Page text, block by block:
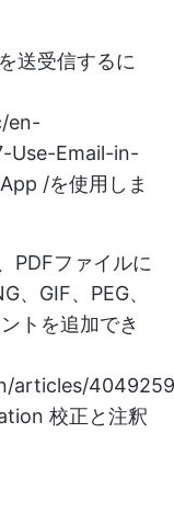
送受信するに
en-
Use-Email-in-
/を使用しま
PDFファイルに
、GIF、PEG、
トを追加でき
articles/
校正と注釈